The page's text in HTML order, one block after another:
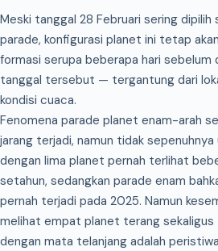
Meski tanggal 28 Februari sering dipilih
parade, konfigurasi planet ini tetap
formasi serupa beberapa hari sebelum
tanggal tersebut — tergantung dari
kondisi cuaca.
Fenomena parade planet enam-arah
jarang terjadi, namun tidak sepenuhnya
dengan lima planet pernah terlihat
setahun, sedangkan parade enam
pernah terjadi pada 2025. Namun
melihat empat planet terang sekaligus
dengan mata telanjang adalah